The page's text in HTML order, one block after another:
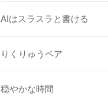
AIはスラスラと書ける
りくりゅうペア
穏やかな時間